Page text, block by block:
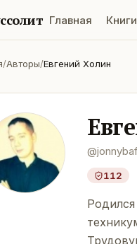
Главная Книги
/Авторы/Евгений Холин
@
112